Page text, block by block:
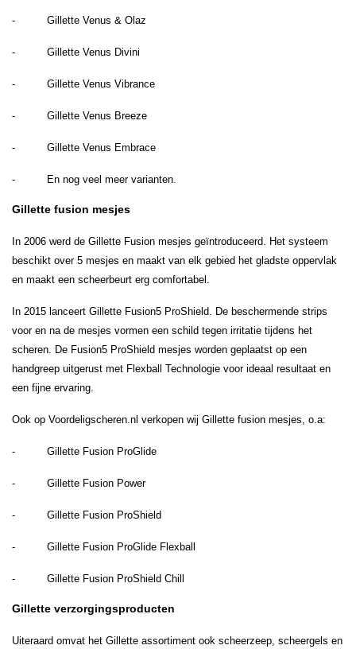
- Gillette Venus & Olaz
- Gillette Venus Divini
- Gillette Venus Vibrance
- Gillette Venus Breeze
- Gillette Venus Embrace
- En nog veel meer varianten.
Gillette fusion mesjes
In 2006 werd de Gillette Fusion mesjes geïntroduceerd. Het systeem
beschikt over 5 mesjes en maakt van elk gebied het gladste oppervlak
en maakt een scheerbeurt erg comfortabel.
In 2015 lanceert Gillette Fusion5 ProShield. De beschermende strips
voor en na de mesjes vormen een schild tegen irritatie tijdens het
scheren. De Fusion5 ProShield mesjes worden geplaatst op een
handgreep uitgerust met Flexball Technologie voor ideaal resultaat en
een fijne ervaring.
Ook op Voordeligscheren.nl verkopen wij Gillette fusion mesjes, o.a:
- Gillette Fusion ProGlide
- Gillette Fusion Power
- Gillette Fusion ProShield
- Gillette Fusion ProGlide Flexball
- Gillette Fusion ProShield Chill
Gillette verzorgingsproducten
Uiteraard omvat het Gillette assortiment ook scheerzeep, scheergels en